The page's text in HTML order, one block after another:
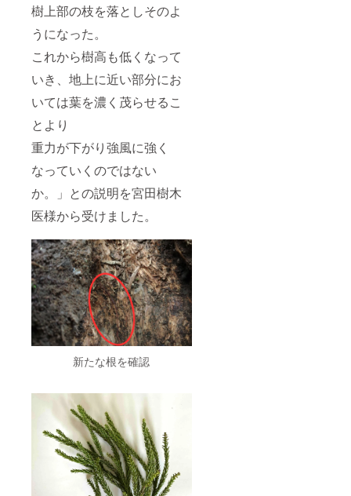
樹上部の枝を落としそのよ
うになった。
これから樹高も低くなって
いき、地上に近い部分にお
いては葉を濃く茂らせるこ
とより
重力が下がり強風に強く
なっていくのではない
か。」との説明を宮田樹木
医様から受けました。
新たな根を確認